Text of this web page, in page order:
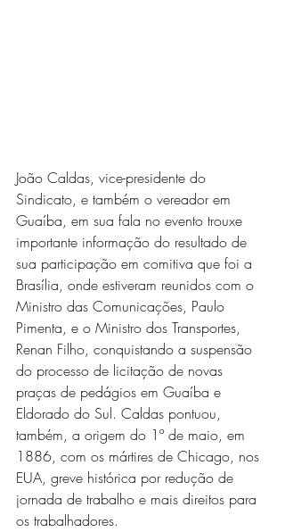
João Caldas, vice-presidente do
Sindicato, e também o vereador em
Guaíba, em sua fala no evento trouxe
importante informação do resultado de
sua participação em comitiva que foi a
Brasília, onde estiveram reunidos com o
Ministro das Comunicações, Paulo
Pimenta, e o Ministro dos Transportes,
Renan Filho, conquistando a suspensão
do processo de licitação de novas
praças de pedágios em Guaíba e
Eldorado do Sul. Caldas pontuou,
também, a origem do 1º de maio, em
1886, com os mártires de Chicago, nos
EUA, greve histórica por redução de
jornada de trabalho e mais direitos para
os trabalhadores.